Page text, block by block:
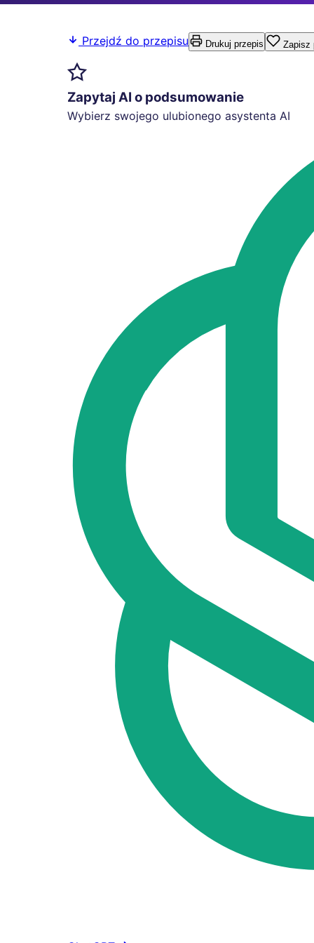
Przejdź do przepisu Drukuj przepis Zapisz
Zapytaj AI o podsumowanie
Wybierz swojego ulubionego asystenta AI